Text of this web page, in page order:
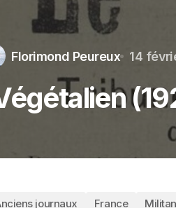
Florimond Peureux 14
journaux France